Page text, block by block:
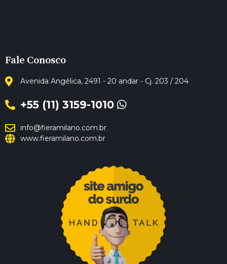
Fale Conosco
Avenida Angélica, 2491 - 20 andar - Cj. 203 / 204
+55 (11) 3159-1010
info@fieramilano.com.br
www.fieramilano.com.br